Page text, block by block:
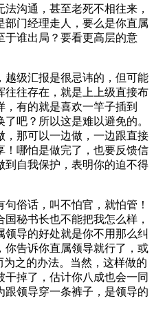
沟通，甚至老死不相往来，
门经理走人，要么是你直属
于谁出局？要看更高层的意
越级汇报是很忌讳的，但可能
往往存在，就是上上级直接布
有的就是喜欢一竿子插到
吧？所以这是难以避免的。
，那可以一边做，一边跟直接
！哪怕是做完了，也要反馈信
到自我保护，表明你的迫不得
俗话，叫不怕官，就怕管！
秘书长也不能把我怎么样，
导的好处就是你不用那么纠
你告诉你直属领导就行了，或
之的办法。当然，这样做的
掉了，估计你八成也会一同
领导穿一条裤子，是领导的